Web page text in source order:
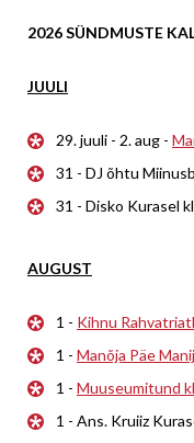
2026 SÜNDMUSTE
JUULI
29. juuli - 2. aug -
31 - DJ õhtu
31 - Disko Kurasel
AUGUST
1 - Kihnu
1 - Manõja Päe
1 - Muuseumitund
1 - Ans. Kruiiz